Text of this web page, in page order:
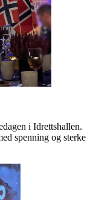
i Idrettshallen.
spenning og sterke